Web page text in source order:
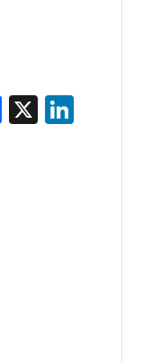
Facebook
X